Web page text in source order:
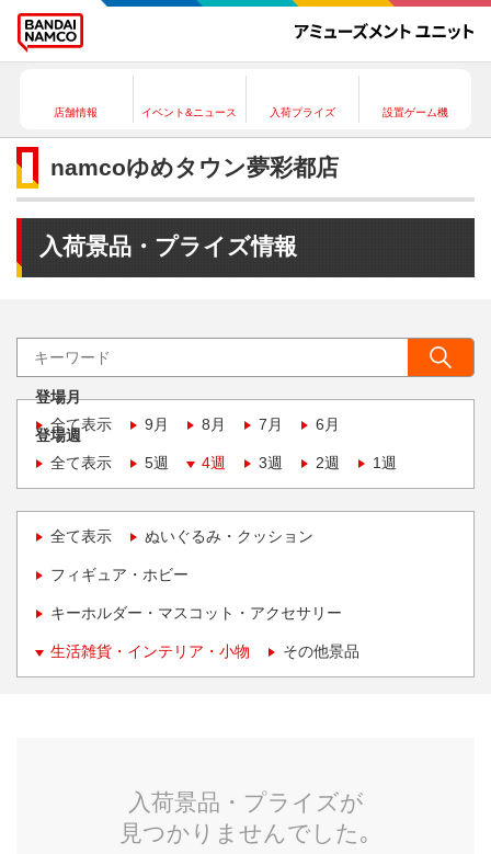
店舗情報 イベント&ニュース 入荷プライズ 設置ゲーム機
namcoゆめタウン夢彩都店
入荷景品・プライズ情報
登場月
全て表示
9月 8月 7月 6月
登場週
全て表示
5週 4週 3週 2週 1週
全て表示 ぬいぐるみ・クッション
フィギュア・ホビー
キーホルダー・マスコット・アクセサリー
生活雑貨・インテリア・小物 その他景品